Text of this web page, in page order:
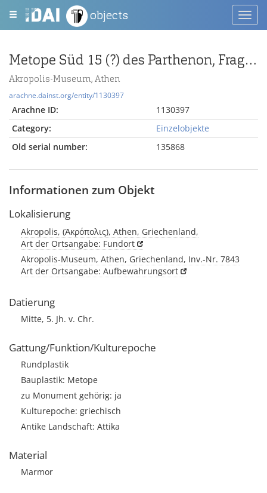
objects
Metope Süd 15 (?) des Parthenon, Fragment mit dem Rest einer stark vorgebeugten Figur
Akropolis-Museum, Athen
arachne.dainst.org/entity/1130397
Arachne ID:
1130397
Category:
Einzelobjekte
Old serial number:
135868
Informationen zum Objekt
Lokalisierung
Akropolis, (Ἀκρόπολις), Athen, Griechenland,
Art der Ortsangabe: Fundort
Akropolis-Museum, Athen, Griechenland, Inv.-Nr. 7843
Art der Ortsangabe: Aufbewahrungsort
Datierung
Mitte, 5. Jh. v. Chr.
Gattung/Funktion/Kulturepoche
Rundplastik
Bauplastik: Metope
zu Monument gehörig: ja
Kulturepoche: griechisch
Antike Landschaft: Attika
Material
Marmor